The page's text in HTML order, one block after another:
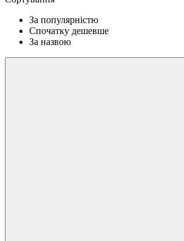
За популярністю
Спочатку дешевше
За назвою